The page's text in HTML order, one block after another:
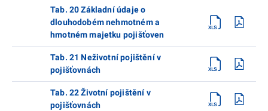
Tab. 20 Základní údaje o
dlouhodobém nehmotném a
hmotném majetku pojišťoven
Tab. 21 Neživotní pojištění v
pojišťovnách
Tab. 22 Životní pojištění v
pojišťovnách